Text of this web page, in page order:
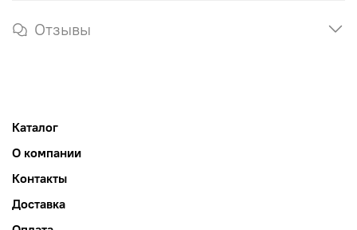
Отзывы
Каталог
О компании
Контакты
Доставка